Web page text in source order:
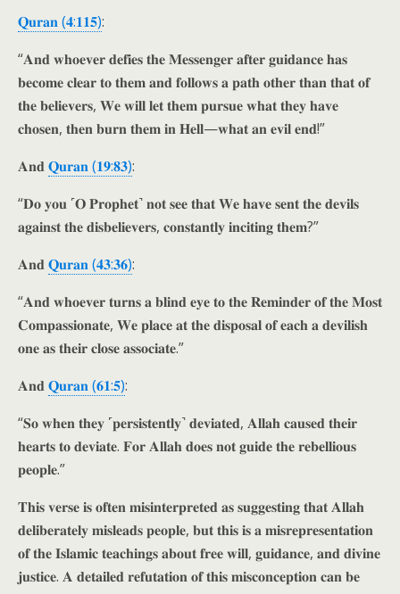
𝐐𝐮𝐫𝐚𝐧 (𝟒:𝟏𝟏𝟓):
“𝐀𝐧𝐝 𝐰𝐡𝐨𝐞𝐯𝐞𝐫 𝐝𝐞𝐟𝐢𝐞𝐬 𝐭𝐡𝐞 𝐌𝐞𝐬𝐬𝐞𝐧𝐠𝐞𝐫 𝐚𝐟𝐭𝐞𝐫 𝐠𝐮𝐢𝐝𝐚𝐧𝐜𝐞 𝐡𝐚𝐬
𝐛𝐞𝐜𝐨𝐦𝐞 𝐜𝐥𝐞𝐚𝐫 𝐭𝐨 𝐭𝐡𝐞𝐦 𝐚𝐧𝐝 𝐟𝐨𝐥𝐥𝐨𝐰𝐬 𝐚 𝐩𝐚𝐭𝐡 𝐨𝐭𝐡𝐞𝐫 𝐭𝐡𝐚𝐧 𝐭𝐡𝐚𝐭 𝐨𝐟
𝐭𝐡𝐞 𝐛𝐞𝐥𝐢𝐞𝐯𝐞𝐫𝐬, 𝐖𝐞 𝐰𝐢𝐥𝐥 𝐥𝐞𝐭 𝐭𝐡𝐞𝐦 𝐩𝐮𝐫𝐬𝐮𝐞 𝐰𝐡𝐚𝐭 𝐭𝐡𝐞𝐲 𝐡𝐚𝐯𝐞
𝐜𝐡𝐨𝐬𝐞𝐧, 𝐭𝐡𝐞𝐧 𝐛𝐮𝐫𝐧 𝐭𝐡𝐞𝐦 𝐢𝐧 𝐇𝐞𝐥𝐥—𝐰𝐡𝐚𝐭 𝐚𝐧 𝐞𝐯𝐢𝐥 𝐞𝐧𝐝!”
𝐀𝐧𝐝𝐐𝐮𝐫𝐚𝐧 (𝟏𝟗:𝟖𝟑):
“𝐃𝐨 𝐲𝐨𝐮 ˹𝐎 𝐏𝐫𝐨𝐩𝐡𝐞𝐭˺ 𝐧𝐨𝐭 𝐬𝐞𝐞 𝐭𝐡𝐚𝐭 𝐖𝐞 𝐡𝐚𝐯𝐞 𝐬𝐞𝐧𝐭 𝐭𝐡𝐞 𝐝𝐞𝐯𝐢𝐥𝐬
𝐚𝐠𝐚𝐢𝐧𝐬𝐭 𝐭𝐡𝐞 𝐝𝐢𝐬𝐛𝐞𝐥𝐢𝐞𝐯𝐞𝐫𝐬, 𝐜𝐨𝐧𝐬𝐭𝐚𝐧𝐭𝐥𝐲 𝐢𝐧𝐜𝐢𝐭𝐢𝐧𝐠 𝐭𝐡𝐞𝐦?”
𝐀𝐧𝐝𝐐𝐮𝐫𝐚𝐧 (𝟒𝟑:𝟑𝟔):
“𝐀𝐧𝐝 𝐰𝐡𝐨𝐞𝐯𝐞𝐫 𝐭𝐮𝐫𝐧𝐬 𝐚 𝐛𝐥𝐢𝐧𝐝 𝐞𝐲𝐞 𝐭𝐨 𝐭𝐡𝐞 𝐑𝐞𝐦𝐢𝐧𝐝𝐞𝐫 𝐨𝐟 𝐭𝐡𝐞 𝐌𝐨𝐬𝐭
𝐂𝐨𝐦𝐩𝐚𝐬𝐬𝐢𝐨𝐧𝐚𝐭𝐞, 𝐖𝐞 𝐩𝐥𝐚𝐜𝐞 𝐚𝐭 𝐭𝐡𝐞 𝐝𝐢𝐬𝐩𝐨𝐬𝐚𝐥 𝐨𝐟 𝐞𝐚𝐜𝐡 𝐚 𝐝𝐞𝐯𝐢𝐥𝐢𝐬𝐡
𝐨𝐧𝐞 𝐚𝐬 𝐭𝐡𝐞𝐢𝐫 𝐜𝐥𝐨𝐬𝐞 𝐚𝐬𝐬𝐨𝐜𝐢𝐚𝐭𝐞.”
𝐀𝐧𝐝𝐐𝐮𝐫𝐚𝐧 (𝟔𝟏:𝟓):
“𝐒𝐨 𝐰𝐡𝐞𝐧 𝐭𝐡𝐞𝐲 ˹𝐩𝐞𝐫𝐬𝐢𝐬𝐭𝐞𝐧𝐭𝐥𝐲˺ 𝐝𝐞𝐯𝐢𝐚𝐭𝐞𝐝, 𝐀𝐥𝐥𝐚𝐡 𝐜𝐚𝐮𝐬𝐞𝐝 𝐭𝐡𝐞𝐢𝐫
𝐡𝐞𝐚𝐫𝐭𝐬 𝐭𝐨 𝐝𝐞𝐯𝐢𝐚𝐭𝐞. 𝐅𝐨𝐫 𝐀𝐥𝐥𝐚𝐡 𝐝𝐨𝐞𝐬 𝐧𝐨𝐭 𝐠𝐮𝐢𝐝𝐞 𝐭𝐡𝐞 𝐫𝐞𝐛𝐞𝐥𝐥𝐢𝐨𝐮𝐬
𝐩𝐞𝐨𝐩𝐥𝐞.”
𝐓𝐡𝐢𝐬 𝐯𝐞𝐫𝐬𝐞 𝐢𝐬 𝐨𝐟𝐭𝐞𝐧 𝐦𝐢𝐬𝐢𝐧𝐭𝐞𝐫𝐩𝐫𝐞𝐭𝐞𝐝 𝐚𝐬 𝐬𝐮𝐠𝐠𝐞𝐬𝐭𝐢𝐧𝐠 𝐭𝐡𝐚𝐭 𝐀𝐥𝐥𝐚𝐡
𝐝𝐞𝐥𝐢𝐛𝐞𝐫𝐚𝐭𝐞𝐥𝐲 𝐦𝐢𝐬𝐥𝐞𝐚𝐝𝐬 𝐩𝐞𝐨𝐩𝐥𝐞, 𝐛𝐮𝐭 𝐭𝐡𝐢𝐬 𝐢𝐬 𝐚 𝐦𝐢𝐬𝐫𝐞𝐩𝐫𝐞𝐬𝐞𝐧𝐭𝐚𝐭𝐢𝐨𝐧
𝐨𝐟 𝐭𝐡𝐞 𝐈𝐬𝐥𝐚𝐦𝐢𝐜 𝐭𝐞𝐚𝐜𝐡𝐢𝐧𝐠𝐬 𝐚𝐛𝐨𝐮𝐭 𝐟𝐫𝐞𝐞 𝐰𝐢𝐥𝐥, 𝐠𝐮𝐢𝐝𝐚𝐧𝐜𝐞, 𝐚𝐧𝐝 𝐝𝐢𝐯𝐢𝐧𝐞
𝐣𝐮𝐬𝐭𝐢𝐜𝐞. 𝐀 𝐝𝐞𝐭𝐚𝐢𝐥𝐞𝐝 𝐫𝐞𝐟𝐮𝐭𝐚𝐭𝐢𝐨𝐧 𝐨𝐟 𝐭𝐡𝐢𝐬 𝐦𝐢𝐬𝐜𝐨𝐧𝐜𝐞𝐩𝐭𝐢𝐨𝐧 𝐜𝐚𝐧 𝐛𝐞